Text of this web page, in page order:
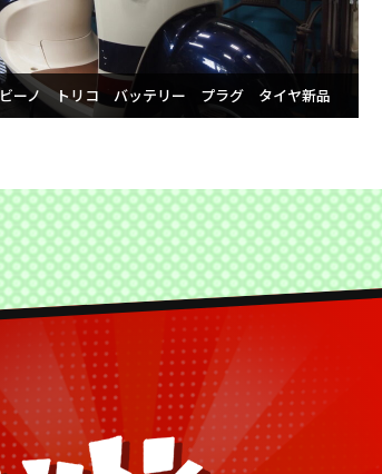
ーノ トリコ バッテリー プラグ タイヤ新品